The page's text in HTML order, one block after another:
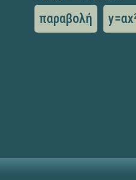
παραβολή